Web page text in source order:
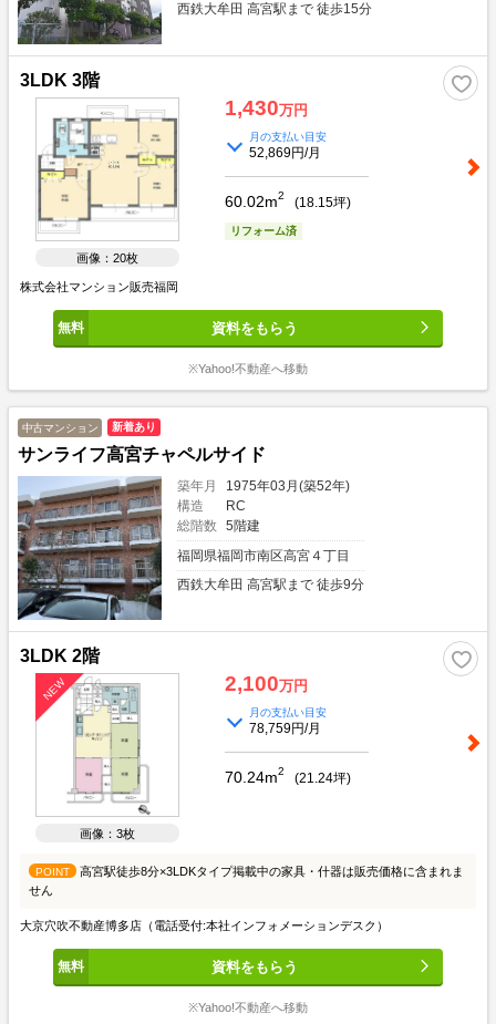
西鉄大牟田 高宮駅まで 徒歩15分
3LDK 3階
画像：20枚
1,430万円
月の支払い目安
52,869円/月
60.02m2 (18.15坪)
リフォーム済
株式会社マンション販売福岡
資料をもらう
※Yahoo!不動産へ移動
中古マンション 新着あり
サンライフ高宮チャペルサイド
築年月
1975年03月(築52年)
構造
RC
総階数
5階建
福岡県福岡市南区高宮４丁目
西鉄大牟田 高宮駅まで 徒歩9分
3LDK 2階
画像：3枚
2,100万円
月の支払い目安
78,759円/月
70.24m2 (21.24坪)
POINT
高宮駅徒歩8分×3LDKタイプ掲載中の家具・什器は販売価格に含まれま
せん
大京穴吹不動産博多店（電話受付:本社インフォメーションデスク）
資料をもらう
※Yahoo!不動産へ移動